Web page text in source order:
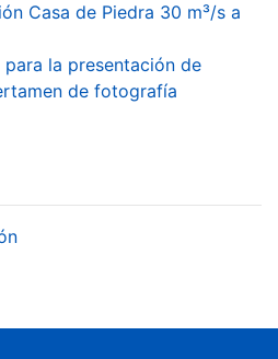
Casa de Piedra 30 m³/s a
la presentación de
de fotografía